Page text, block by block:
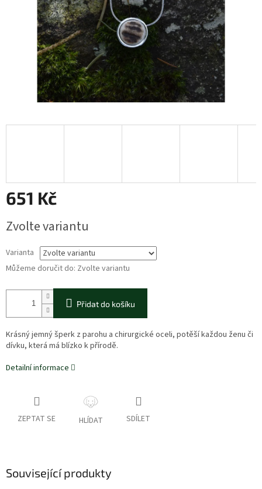
651 Kč
cena:
Zvolte variantu
Varianta
Můžeme doručit do: Zvolte variantu
Přidat do košíku
Krásný jemný šperk z parohu a chirurgické oceli, potěší každou ženu či
dívku, která má blízko k přírodě.
Detailní informace
ZEPTAT SE HLÍDAT SDÍLET
Související produkty